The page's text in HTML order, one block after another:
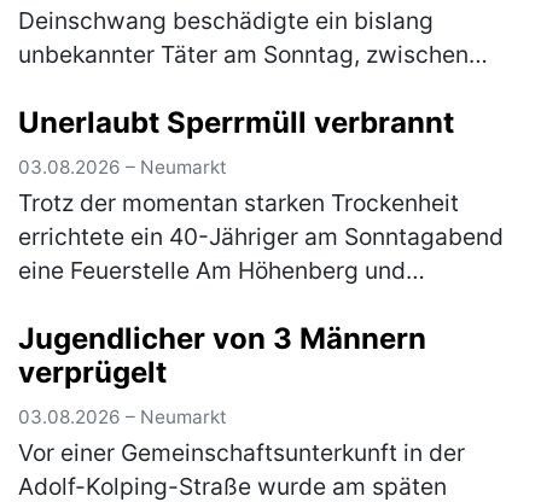
Deinschwang beschädigte ein bislang
unbekannter Täter am Sonntag, zwischen
geparkten, silbernen Kia. Die linke
Fahrzeugseite…(mehr)
Unerlaubt Sperrmüll verbrannt
03.08.2026 – Neumarkt
Trotz der momentan starken Trockenheit
errichtete ein 40-Jähriger am Sonntagabend
eine Feuerstelle Am Höhenberg und
Feuer wieder löschen und erhält nun eine A…
(mehr)
Jugendlicher von 3 Männern
verprügelt
03.08.2026 – Neumarkt
Vor einer Gemeinschaftsunterkunft in der
Adolf-Kolping-Straße wurde am späten